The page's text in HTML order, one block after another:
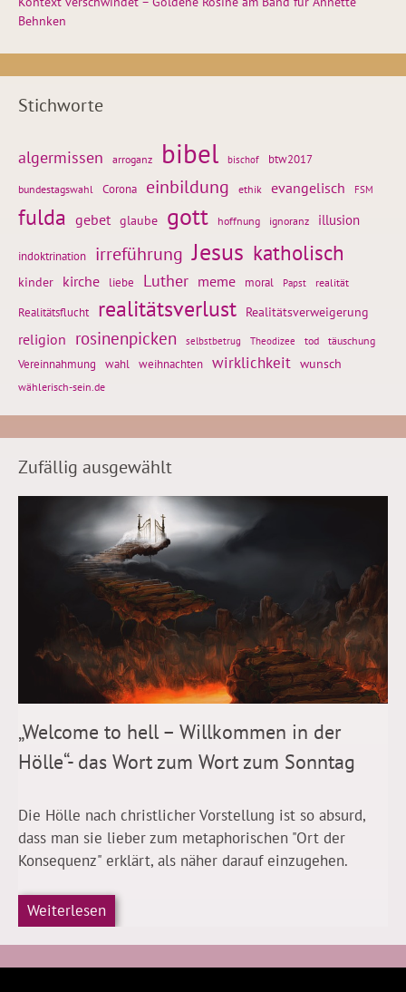
Behnken
Stichworte
algermissen arroganz bibel bischof btw2017
bundestagswahl Corona einbildung ethik evangelisch FSM
fulda gebet glaube gott hoffnung ignoranz illusion
indoktrination irreführung Jesus katholisch
kinder kirche liebe Luther meme moral Papst realität
Realitätsflucht realitätsverlust Realitätsverweigerung
religion rosinenpicken selbstbetrug Theodizee tod täuschung
Vereinnahmung wahl weihnachten wirklichkeit wunsch
wählerisch-sein.de
Zufällig ausgewählt
„Welcome to hell – Willkommen in der
Hölle“- das Wort zum Wort zum Sonntag
Die Hölle nach christlicher Vorstellung ist so absurd,
dass man sie lieber zum metaphorischen "Ort der
Konsequenz" erklärt, als näher darauf einzugehen.
Weiterlesen